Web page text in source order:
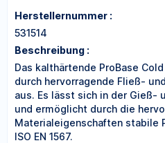
Herstellernummer :
531514
Beschreibung :
Das kalthärtende ProBase
durch hervorragende Fließ-
aus. Es lässt sich in der Gieß-
und ermöglicht durch die
Materialeigenschaften stabile
ISO EN 1567.